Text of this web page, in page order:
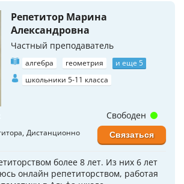
Репетитор Марина
Александровна
Частный преподаватель
алгебра геометрия
и еще 5
школьники 5-11 класса
Дистанционно
более 8 лет. Из них 6 лет
онлайн репетиторством, работая
Свободен
Связаться